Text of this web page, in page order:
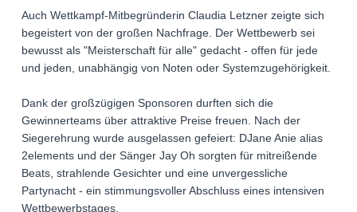
Auch Wettkampf-Mitbegründerin Claudia Letzner zeigte sich
begeistert von der großen Nachfrage. Der Wettbewerb sei
bewusst als "Meisterschaft für alle" gedacht - offen für jede
und jeden, unabhängig von Noten oder Systemzugehörigkeit.
Dank der großzügigen Sponsoren durften sich die
Gewinnerteams über attraktive Preise freuen. Nach der
Siegerehrung wurde ausgelassen gefeiert: DJane Anie alias
2elements und der Sänger Jay Oh sorgten für mitreißende
Beats, strahlende Gesichter und eine unvergessliche
Partynacht - ein stimmungsvoller Abschluss eines intensiven
Wettbewerbstages.